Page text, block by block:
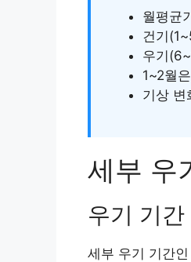
월평균
건기
우기
1~2월
기상 변
세부 우
우기 기
세부 우기 기간인